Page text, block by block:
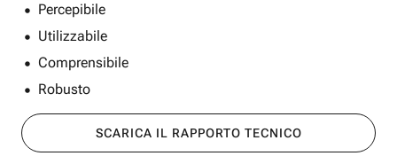
Percepibile
Utilizzabile
Comprensibile
Robusto
SCARICA IL RAPPORTO TECNICO